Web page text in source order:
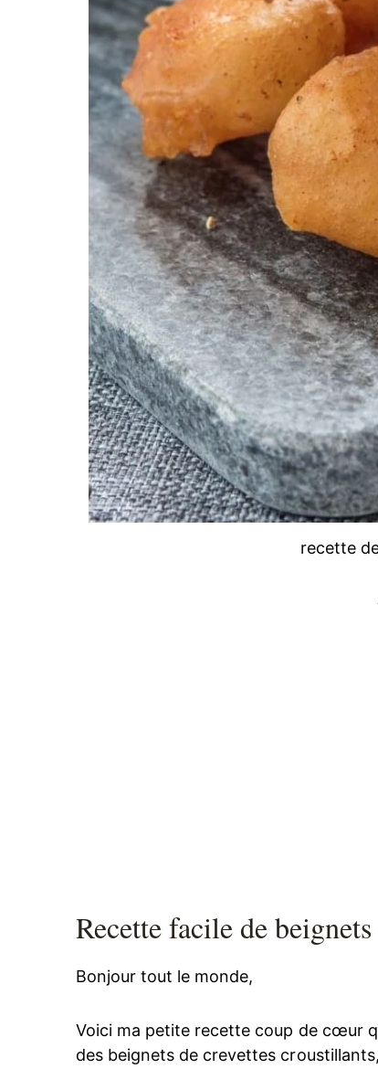
recette
Recette facile de
Bonjour tout le monde,
Voici ma petite recette coup de cœur
des beignets de crevettes